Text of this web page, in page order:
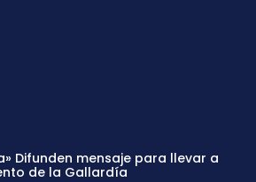
Difunden mensaje para llevar a
de la Gallardía